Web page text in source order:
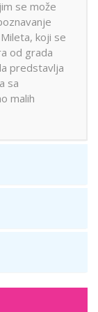
se može
koji se
od grada
predstavlja
sa
malih